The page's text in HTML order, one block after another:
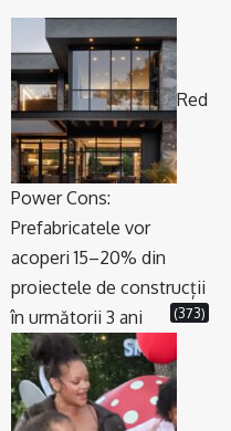
Red
Power Cons:
Prefabricatele vor
acoperi 15–20% din
proiectele de construcții
în următorii 3 ani
(373)